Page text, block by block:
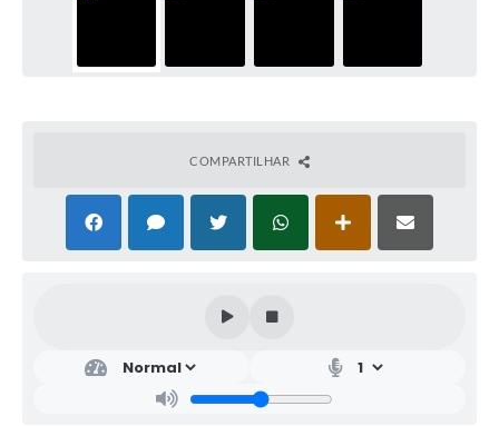
COMPARTILHAR